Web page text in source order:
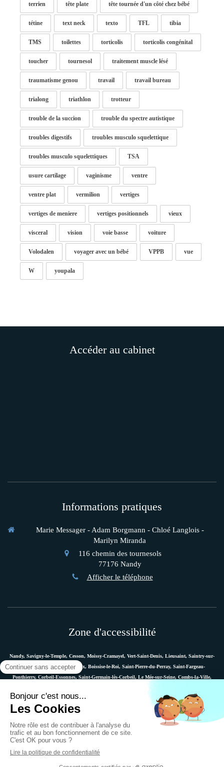
terrien tête plate tête tournée d'un côté chez bébé
tétine text neck texto TFL tibia
TMS toilettes torticolis torticolis congénital
toucher tournesol traitement muscle lésé
traumatisme genou travail travail bureau
trialong triathlon trotteur
trouble de la succion trouble du spectre autistique
troubles digestifs troubles musculo squelettique
troubles musculo squelettiques TSA
usure cartilage vaginisme ventre
ventre plat vermilion vertiges
vertiges de meniere vertiges positionnels vieux
visceral vision voie basse voiture
Volodalen voyager avec un bébé VPPB vue
W youpala
Accéder au cabinet
Informations pratiques
Marie Messager - Adam Borgmann - Chloé Langlois -
Marilyn Miranda
116 chemin des tournesols
77176 Nandy
Afficher le téléphone
Zone d'accessibilité
Nandy, Savigny-le-Temple, Cesson, Moissy-Cramayel, Vert-Saint-Denis, Lieusaint, Saintry-sur-
Seine, Le Coudray-Montceaux, Boissise-le-Roi, Saint-Pierre-du-Perray, Saint-Fargeau-
Ponthierry, Corbeil-Essonnes, Saint-Germain-lès-Corbeil, Le Mée-sur-Seine, Combs-la-Ville,
Boussy-Saint-Antoine, etc.
Plan du site
Ostéopathe Versailles